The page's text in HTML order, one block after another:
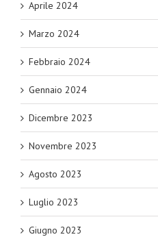
Aprile 2024
Marzo 2024
Febbraio 2024
Gennaio 2024
Dicembre 2023
Novembre 2023
Agosto 2023
Luglio 2023
Giugno 2023